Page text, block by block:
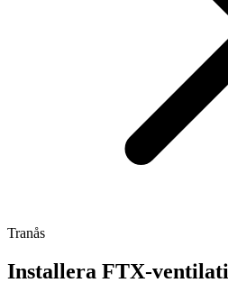
Tranås
Installera FTX-